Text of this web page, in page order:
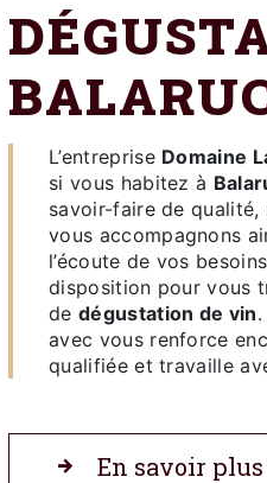
DÉGUSTATION DE VIN À
L’entreprise Domaine
si vous habitez à
savoir-faire de
vous accompagnons
l’écoute de vos
disposition pour vous
de dégustation de vin
avec vous renforce
qualifiée et travaille
En savoir plus